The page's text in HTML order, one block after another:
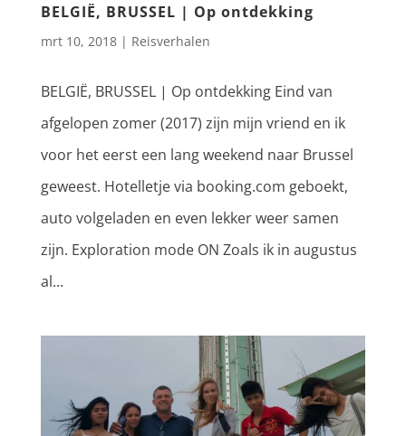
BELGIË, BRUSSEL | Op ontdekking
mrt 10, 2018| Reisverhalen
BELGIË, BRUSSEL | Op ontdekking Eind van
afgelopen zomer (2017) zijn mijn vriend en ik
voor het eerst een lang weekend naar Brussel
geweest. Hotelletje via booking.com geboekt,
auto volgeladen en even lekker weer samen
zijn. Exploration mode ON Zoals ik in augustus
al...